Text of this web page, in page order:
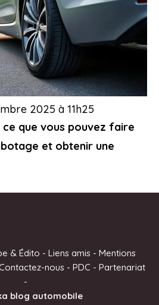
ce que vous pouvez faire
et obtenir une
2025 à 11h25
& Édito - Liens amis - Mentions
nous- PDC - Partenariat
-
blog automobile